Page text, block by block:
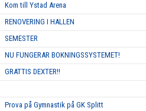
Kom till Ystad Arena
RENOVERING I HALLEN
SEMESTER
NU FUNGERAR BOKNINGSSYSTEMET!
GRATTIS DEXTER!!
Prova på Gymnastik på GK Splitt